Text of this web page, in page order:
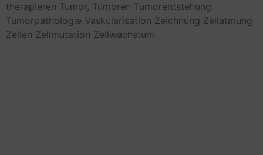
therapieren Tumor, Tumoren Tumorentstehung
Tumorpathologie Vaskularisation Zeichnung Zellatmung
Zellen Zellmutation Zellwachstum